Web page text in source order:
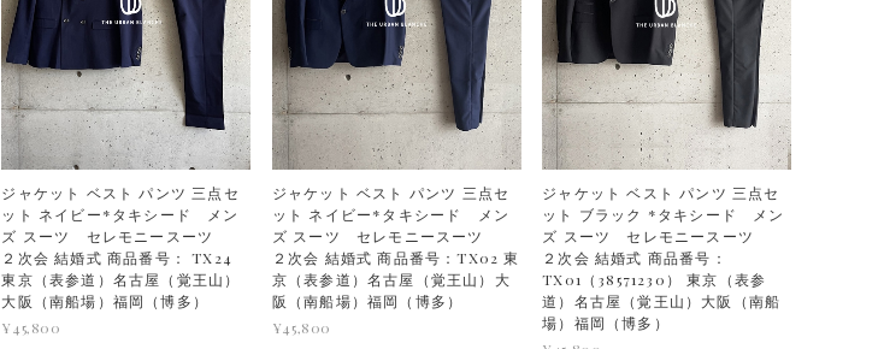
ジャケット ベスト パンツ 三点セ
ット ネイビー*タキシード メン
ズ スーツ セレモニースーツ
２次会 結婚式 商品番号： TX24
東京（表参道）名古屋（覚王山）
大阪（南船場）福岡（博多）
¥45,800
ジャケット ベスト パンツ 三点セ
ット ネイビー*タキシード メン
ズ スーツ セレモニースーツ
２次会 結婚式 商品番号：TX02 東
京（表参道）名古屋（覚王山）大
阪（南船場）福岡（博多）
¥45,800
ジャケット ベスト パンツ 三点セ
ット ブラック *タキシード メン
ズ スーツ セレモニースーツ
２次会 結婚式 商品番号：
TX01（38571230） 東京（表参
道）名古屋（覚王山）大阪（南船
場）福岡（博多）